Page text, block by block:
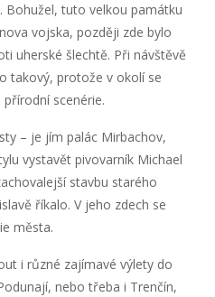
Bohužel, tuto velkou památku
vojska, později zde bylo
uherské šlechtě. Při návštěvě
takový, protože v okolí se
scenérie.
– je jím palác Mirbachov,
vystavět pivovarník Michael
stavbu starého
říkalo. V jeho zdech se
města.
i různé zajímavé výlety do
nebo třeba i Trenčín,